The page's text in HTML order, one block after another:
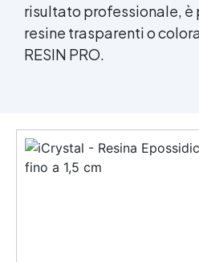
risultato professionale,
resine trasparenti o
RESIN PRO.